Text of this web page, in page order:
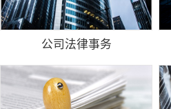
公司法律事务